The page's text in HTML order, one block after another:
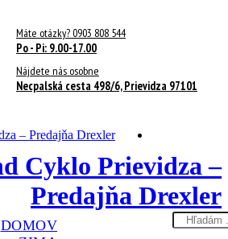
Máte otázky? 0903 808 544
Po - Pi: 9.00-17.00
Nájdete nás osobne
Necpalská cesta 498/6, Prievidza 97101
DOMOV
Search
here